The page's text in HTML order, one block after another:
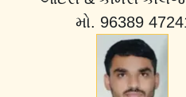
મો. 96389